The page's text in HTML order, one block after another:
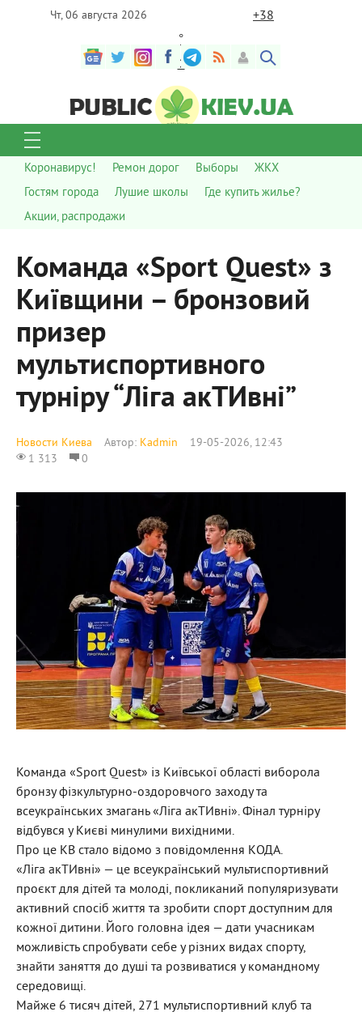
Чт, 06 августа 2026 +38
°
C
Коронавирус! Ремон дорог Выборы
ЖКХ
Гостям города
Лушие школы
Где купить жилье?
Акции, распродажи
Команда «Sport Quest» з
Київщини – бронзовий
призер
мультиспортивного
турніру “Ліга акТИвні”
Новости Киева Автор: Kadmin
19-05-2026, 12:43
1 313
0
Команда «Sport Quest» із Київської області виборола
бронзу фізкультурно-оздоровчого заходу та
всеукраїнських змагань «Ліга акТИвні». Фінал турніру
відбувся у Києві минулими вихідними.
Про це КВ стало відомо з повідомлення КОДА.
«Ліга акТИвні» — це всеукраїнський мультиспортивний
проєкт для дітей та молоді, покликаний популяризувати
активний спосіб життя та зробити спорт доступним для
кожної дитини. Його головна ідея — дати учасникам
можливість спробувати себе у різних видах спорту,
знайти заняття до душі та розвиватися у командному
середовищі.
Майже 6 тисяч дітей, 271 мультиспортивний клуб та